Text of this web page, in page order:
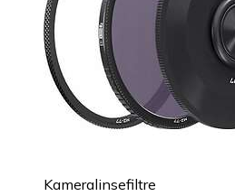
Kameralinsefiltre